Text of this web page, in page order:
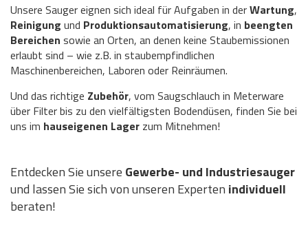
Unsere Sauger eignen sich ideal für Aufgaben in derWartung,
Reinigung und Produktionsautomatisierung, in beengten
Bereichen sowie an Orten, an denen keine Staubemissionen
erlaubt sind – wie z.B. in staubempfindlichen
Maschinenbereichen, Laboren oder Reinräumen.
Und das richtige Zubehör, vom Saugschlauch in Meterware
über Filter bis zu den vielfältigsten Bodendüsen, finden Sie bei
uns im hauseigenen Lager zum Mitnehmen!
Entdecken Sie unsere Gewerbe- und Industriesauger
und lassen Sie sich von unseren Experten individuell
beraten!